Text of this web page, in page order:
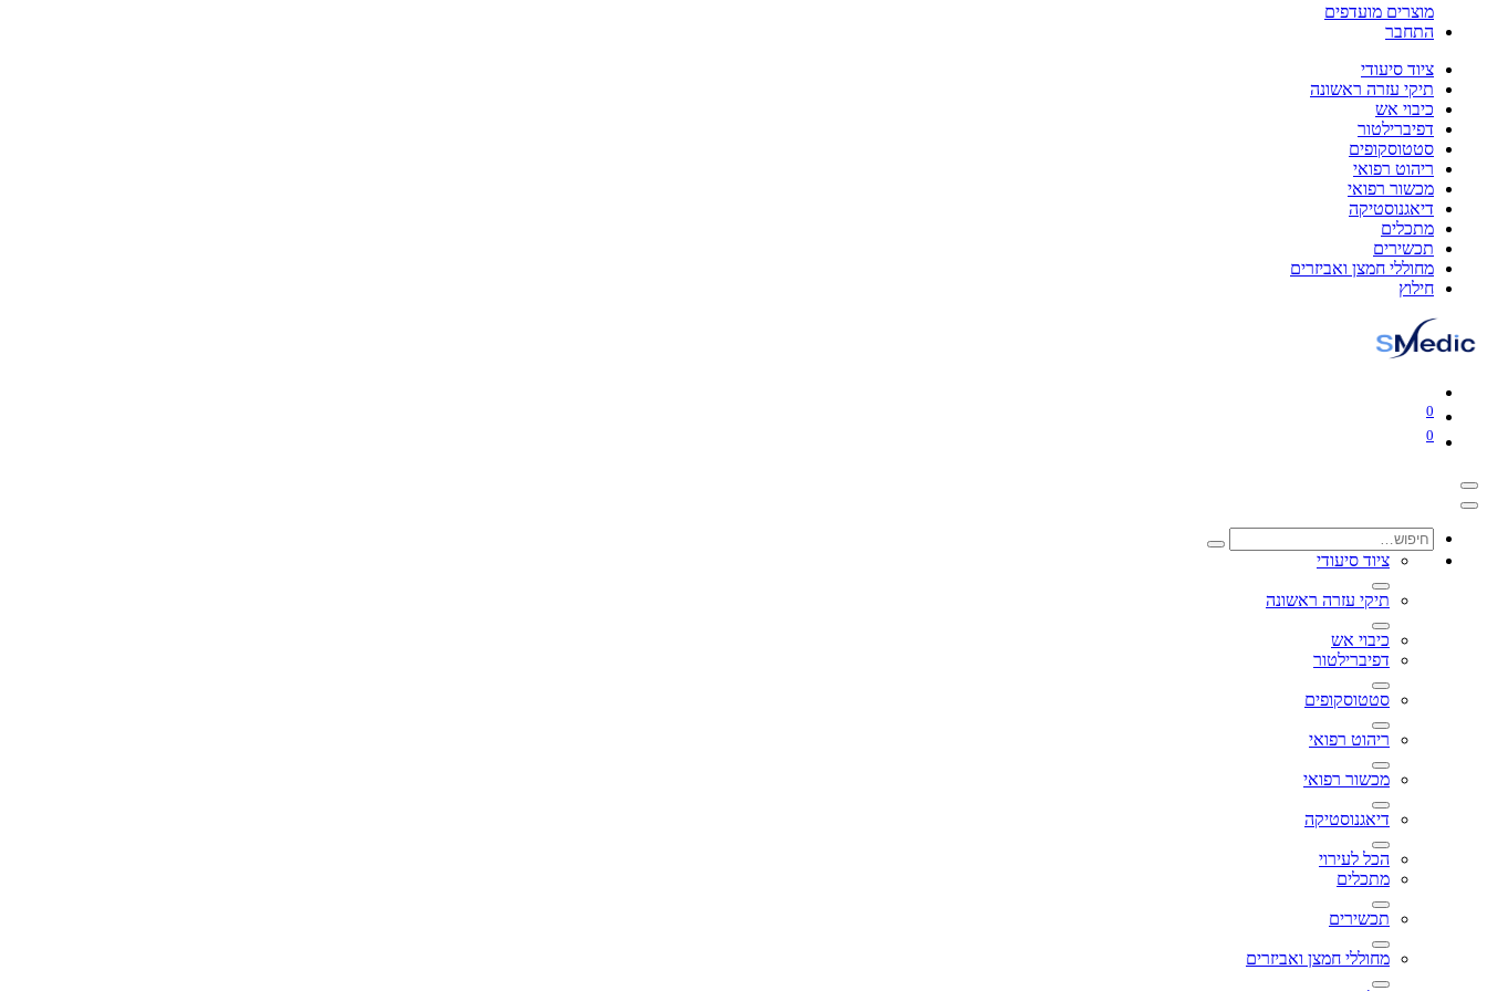
מוצרים מועדפים
התחבר
ציוד סיעודי
תיקי עזרה ראשונה
כיבוי אש
דפיברילטור
סטטוסקופים
ריהוט רפואי
מכשור רפואי
דיאגנוסטיקה
מתכלים
תכשירים
מחוללי חמצן ואביזרים
חילוץ
0
0
ציוד סיעודי
תיקי עזרה ראשונה
כיבוי אש
דפיברילטור
סטטוסקופים
ריהוט רפואי
מכשור רפואי
דיאגנוסטיקה
הכל לעירוי
מתכלים
תכשירים
מחוללי חמצן ואביזרים